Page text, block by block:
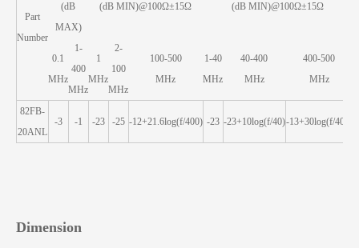
Part
Number
(dB
MAX)
(dB MIN)@100Ω±15Ω
(dB MIN)@100Ω±15Ω
0.1
MHz
1-
400
MHz
1
MHz
2-
100
MHz
100-500
MHz
1-40
MHz
40-400
MHz
400-500
MHz
82FB-
20ANL
-3 -1 -23 -25 -12+21.6log(f/400) -23 -23+10log(f/40)-13+30log(f/400)
Dimension